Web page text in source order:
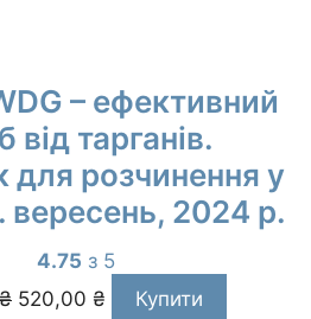
– ефективний
від тарганів.
розчинення у
вересень, 2024 р.
4.75 з 5
₴
Оригінальна
ціна:
520,00 ₴
Поточна
ціна:
Купити